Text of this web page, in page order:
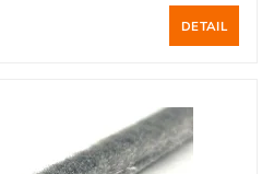
DETAIL